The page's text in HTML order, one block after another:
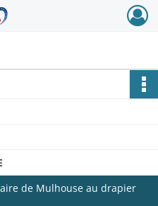
- Colmar
de Mulhouse au drapier